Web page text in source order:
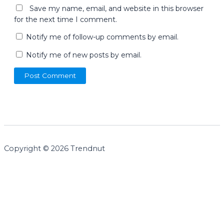
Save my name, email, and website in this browser
for the next time I comment.
Notify me of follow-up comments by email.
Notify me of new posts by email.
Copyright © 2026 Trendnut